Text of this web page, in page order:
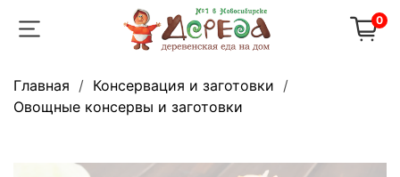
0
Главная
Консервация и заготовки
Овощные консервы и заготовки